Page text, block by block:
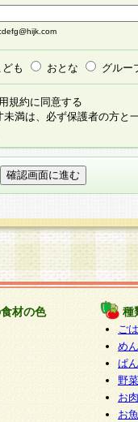
分析その他の利用を
スは、それぞれの目
行うこともあり、
スの依頼をすると
得ることなく、当
意に制定、変更ま
規約等は、本規約
諸規定については
ます。
よる会員登録手続
が完了した時点で会
して適用されるもの
、すべて会員登録
ております。従っ
されない場合には、
提供されないこと
ただけない場合があ
ども おとな グルー
規約に同意する
満は、必ず保護者の方と
材の色 種
ご
めん
ぱん
野
お
お